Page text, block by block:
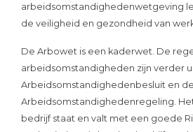
arbeidsomstandighedenwetgeving
de veiligheid en gezondheid van
De Arbowet is een kaderwet. De
arbeidsomstandigheden zijn verder
Arbeidsomstandighedenbesluit en de
Arbeidsomstandighedenregeling.
bedrijf staat en valt met een goede